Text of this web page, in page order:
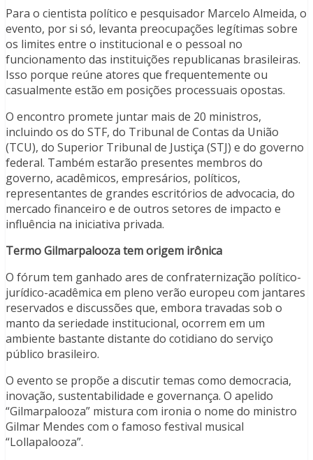
Para o cientista político e pesquisador Marcelo Almeida, o
evento, por si só, levanta preocupações legítimas sobre
os limites entre o institucional e o pessoal no
funcionamento das instituições republicanas brasileiras.
Isso porque reúne atores que frequentemente ou
casualmente estão em posições processuais opostas.
O encontro promete juntar mais de 20 ministros,
incluindo os do STF, do Tribunal de Contas da União
(TCU), do Superior Tribunal de Justiça (STJ) e do governo
federal. Também estarão presentes membros do
governo, acadêmicos, empresários, políticos,
representantes de grandes escritórios de advocacia, do
mercado financeiro e de outros setores de impacto e
influência na iniciativa privada.
Termo Gilmarpalooza tem origem irônica
O fórum tem ganhado ares de confraternização político-
jurídico-acadêmica em pleno verão europeu com jantares
reservados e discussões que, embora travadas sob o
manto da seriedade institucional, ocorrem em um
ambiente bastante distante do cotidiano do serviço
público brasileiro.
O evento se propõe a discutir temas como democracia,
inovação, sustentabilidade e governança. O apelido
“Gilmarpalooza” mistura com ironia o nome do ministro
Gilmar Mendes com o famoso festival musical
“Lollapalooza”.